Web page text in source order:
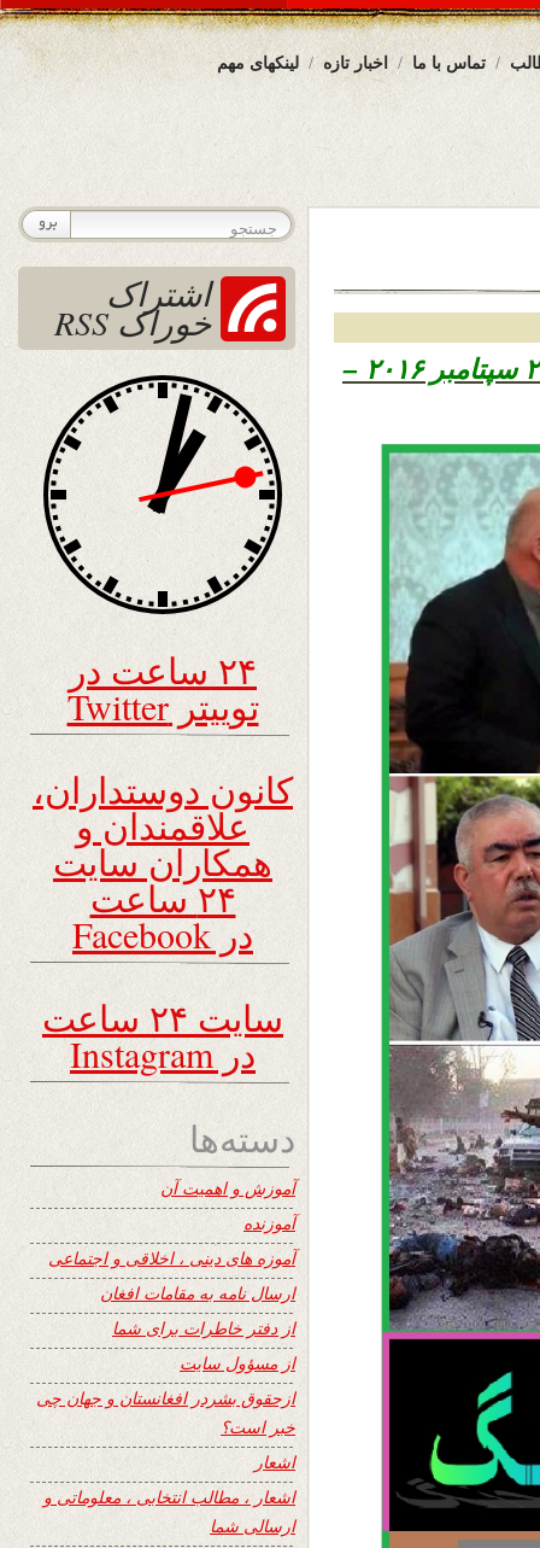
لینکهای مهم اخبار تازه تماس با ما
تاریخ نشرسه شنبه ۳۰ سنبله ۱۳۹۵ – ۲۰ سپتامبر ۲۰۱۶ –
اشتراک
خوراک RSS
۲۴ ساعت در
توییتر Twitter
کانون دوستداران،
علاقمندان و
همکاران سایت
۲۴ ساعت
در Facebook
سایت ۲۴ ساعت
در Instagram
دسته‌ها
آموزش و اهمیت آن
آموزنده
آموزه های دینی ، اخلاقی و اجتماعی
ارسال نامه به مقامات افغان
از دفتر خاطرات برای شما
از مسؤول سایت
ازحقوق بشردر افغانستان و جهان چی
خبر است؟
اشعار
اشعار ، مطالب انتخابی ، معلوماتی و
ارسالی شما